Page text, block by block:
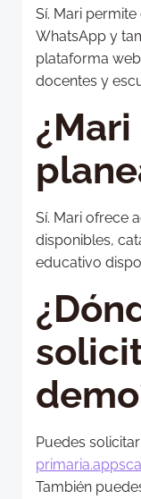
Sí. Mari
WhatsApp y
plataforma
docentes y
Sí. Mari ofrece
disponibles,
educativo
Puedes
También